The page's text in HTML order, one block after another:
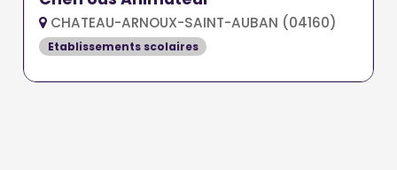
CHATEAU-ARNOUX-SAINT-AUBAN (04160)
Etablissements scolaires